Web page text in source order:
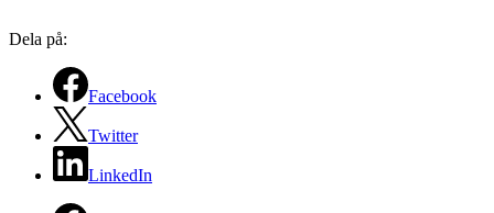
Dela på:
Facebook
Twitter
LinkedIn